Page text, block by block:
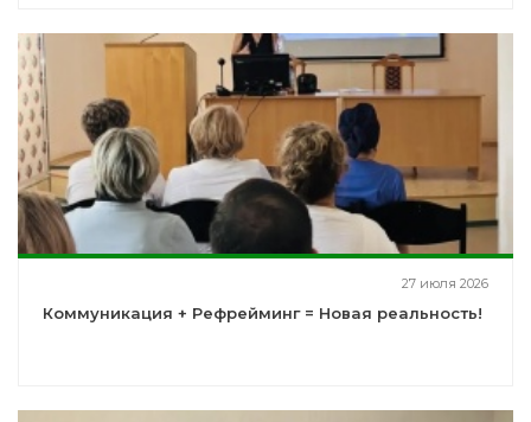
27 июля 2026
Коммуникация + Рефрейминг = Новая реальность!